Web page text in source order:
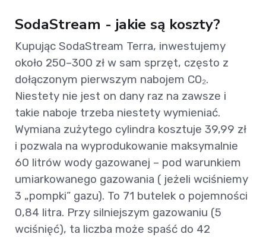
SodaStream - jakie są koszty?
Kupując SodaStream Terra, inwestujemy
około 250–300 zł w sam sprzęt, często z
dołączonym pierwszym nabojem CO₂.
Niestety nie jest on dany raz na zawsze i
takie naboje trzeba niestety wymieniać.
Wymiana zużytego cylindra kosztuje 39,99 zł
i pozwala na wyprodukowanie maksymalnie
60 litrów wody gazowanej – pod warunkiem
umiarkowanego gazowania ( jeżeli wciśniemy
3 „pompki” gazu). To 71 butelek o pojemności
0,84 litra. Przy silniejszym gazowaniu (5
wciśnięć), ta liczba może spaść do 42